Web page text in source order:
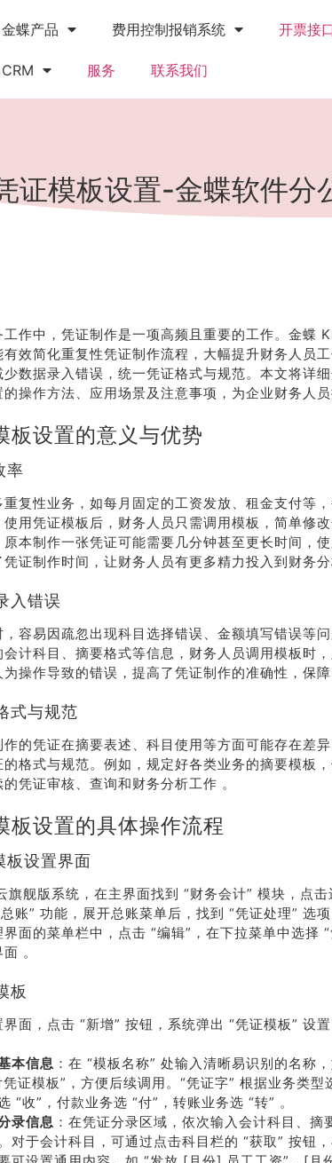
金蝶产品 费用控制报销系统 开票接
服务 联系我们
证模板设置-金蝶软件分
礼
销售
热线
400-178-
作中，凭证制作是一项高频且重要的工作。金蝶
效简化重复性凭证制作流程，大幅提升财务人员
数据录入错误，统一凭证格式与规范。本文将详
操作方法、应用场景及注意事项，为企业财务人员
板设置的意义与优势
率
复性业务，如每月固定的工资发放、租金支付等
用凭证模板后，财务人员只需调用模板，简单修
本制作一张凭证可能需要几分钟甚至更长时间，
证制作时间，让财务人员有更多精力投入到财务分
入错误
，容易因疏忽出现科目选择错误、金额填写错误等
计科目、摘要格式等信息，财务人员调用模板时
操作导致的错误，提高了凭证制作的准确性，保障
式与规范
的凭证在摘要表述、科目使用等方面可能存在差
格式与规范。例如，规定好各类业务的摘要模板
凭证审核、查询和财务分析工作 。
板设置的具体操作流程
板设置界面
旗舰版系统，在主界面找到 “财务会计” 模块，点击
账” 功能，展开总账菜单后，找到 “凭证处理” 选
面的菜单栏中，点击 “编辑”，在下拉菜单中选择
。
板
面，点击 “新增” 按钮，系统弹出 “凭证模板” 设置
本信息 ：在 “模板名称” 处输入清晰易识别的名称
凭证模板”，方便后续调用。“凭证字” 根据业务类型
“收”，付款业务选 “付”，转账业务选 “转” 。
录信息 ：在凭证分录区域，依次输入会计科目、摘
对于会计科目，可通过点击科目栏的 “获取” 按钮